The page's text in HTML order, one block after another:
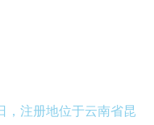
，注册地位于云南省昆